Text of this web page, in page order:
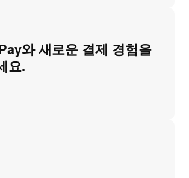
와 새로운 결제 경험을
요.